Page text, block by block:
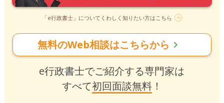
「e行政書士」についてくわしく知りたい方はこちら
無料のWeb相談はこちらから chevron_right
e行政書士でご紹介する専門家は
すべて初回面談無料！